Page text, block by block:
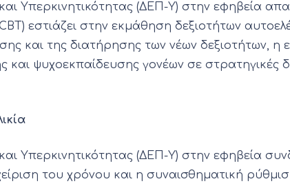
Υπερκινητικότητας (ΔΕΠ-Υ) στην εφηβεία
εστιάζει στην εκμάθηση δεξιοτήτων
και της διατήρησης των νέων δεξιοτήτων, η
και ψυχοεκπαίδευσης γονέων σε
Υπερκινητικότητας (ΔΕΠ-Υ) στην εφηβεία
του χρόνου και η συναισθηματική